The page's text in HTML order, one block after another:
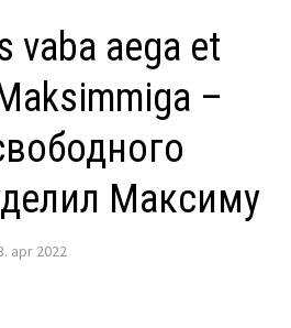
vaba aega et
–
Максиму
apr 2022